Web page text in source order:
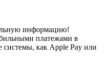
информацию!
платежами в
системы, как Apple Pay или